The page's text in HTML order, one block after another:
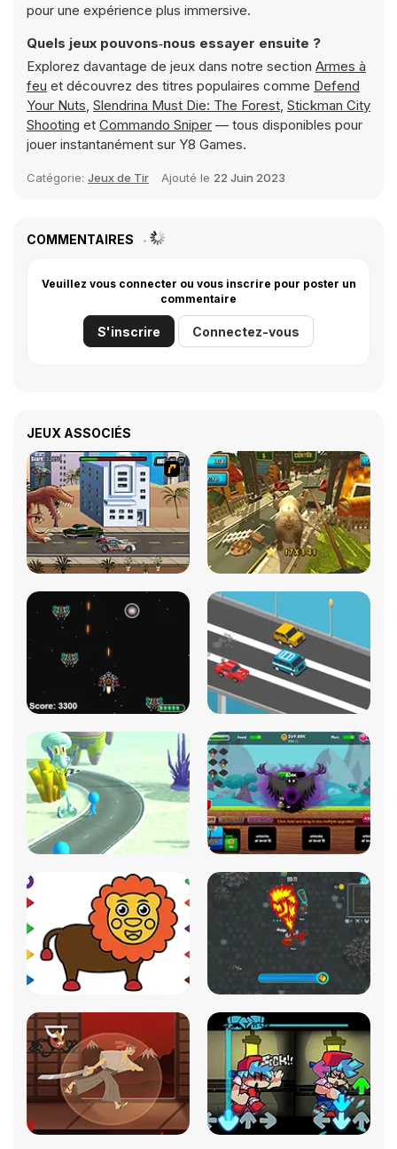
pour une expérience plus immersive.
Quels jeux pouvons‑nous essayer ensuite ?
Explorez davantage de jeux dans notre section Armes à
feu et découvrez des titres populaires comme Defend
Your Nuts, Slendrina Must Die: The Forest, Stickman City
Shooting et Commando Sniper — tous disponibles pour
jouer instantanément sur Y8 Games.
Catégorie: Jeux de Tir Ajouté le 22 Juin 2023
COMMENTAIRES
Veuillez vous connecter ou vous inscrire pour poster un
commentaire
S'inscrire Connectez-vous
JEUX ASSOCIÉS